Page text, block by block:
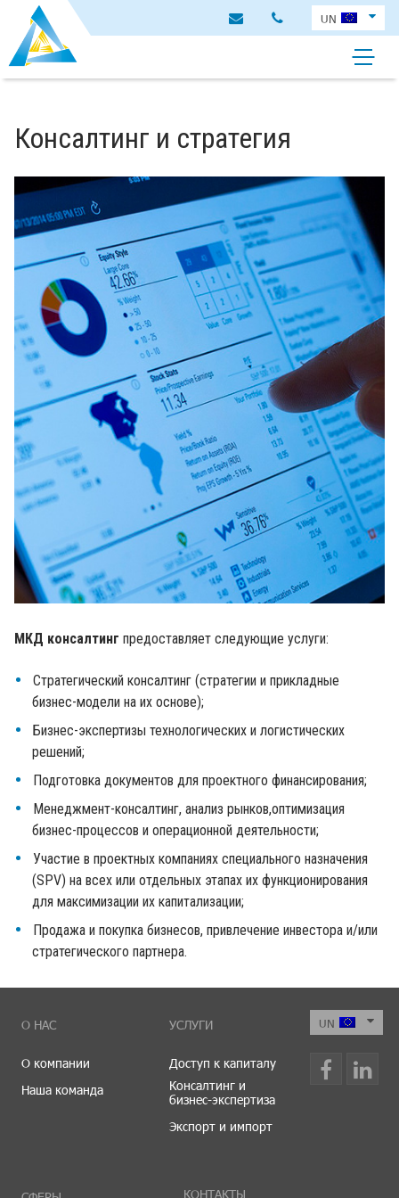
Консалтинг и стратегия
МКД консалтинг предоставляет следующие услуги:
Стратегический консалтинг (стратегии и прикладные
бизнес-модели на их основе);
Бизнес-экспертизы технологических и логистических
решений;
Подготовка документов для проектного финансирования;
Менеджмент-консалтинг, анализ рынков,оптимизация
бизнес-процессов и операционной деятельности;
Участие в проектных компаниях специального назначения
(SPV) на всех или отдельных этапах их функционирования
для максимизации их капитализации;
Продажа и покупка бизнесов, привлечение инвестора и/или
стратегического партнера.
О НАС
О компании
Наша команда
УСЛУГИ
Доступ к капиталу
Консалтинг и
бизнес-экспертиза
Экспорт и импорт
КОНТАКТЫ